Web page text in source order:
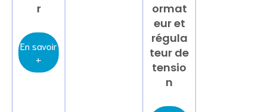
r
En savoir
+
ormat
eur et
régula
teur de
tensio
n